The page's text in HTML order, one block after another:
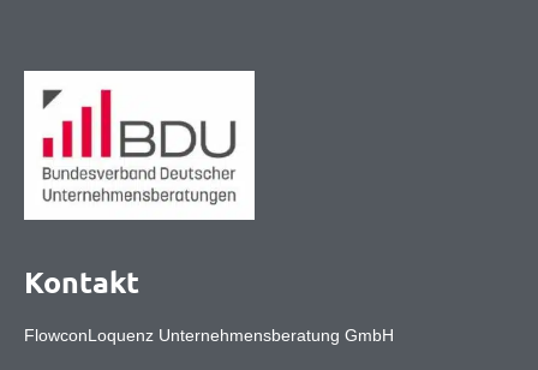
Kontakt
FlowconLoquenz Unternehmensberatung GmbH